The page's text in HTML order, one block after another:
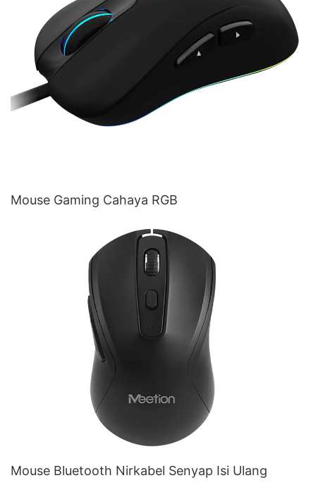
Mouse Gaming Cahaya RGB
Mouse Bluetooth Nirkabel Senyap Isi Ulang